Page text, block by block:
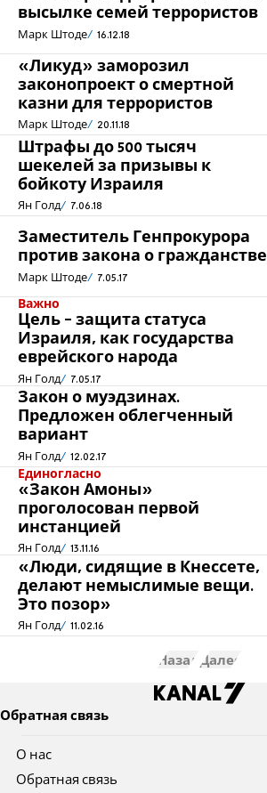
высылке семей террористов
Марк Штоде 16.12.18
«Ликуд» заморозил
законопроект о смертной
казни для террористов
Марк Штоде 20.11.18
Штрафы до 500 тысяч
шекелей за призывы к
бойкоту Израиля
Ян Голд 7.06.18
Заместитель Генпрокурора
против закона о гражданстве
Марк Штоде 7.05.17
Важно
Цель - защита статуса
Израиля, как государства
еврейского народа
Ян Голд 7.05.17
Закон о муэдзинах.
Предложен облегченный
вариант
Ян Голд 12.02.17
Единогласно
«Закон Амоны»
проголосован первой
инстанцией
Ян Голд 13.11.16
«Люди, сидящие в Кнессете,
делают немыслимые вещи.
Это позор»
Ян Голд 11.02.16
Назад Далее
Обратная связь
О нас
Обратная связь